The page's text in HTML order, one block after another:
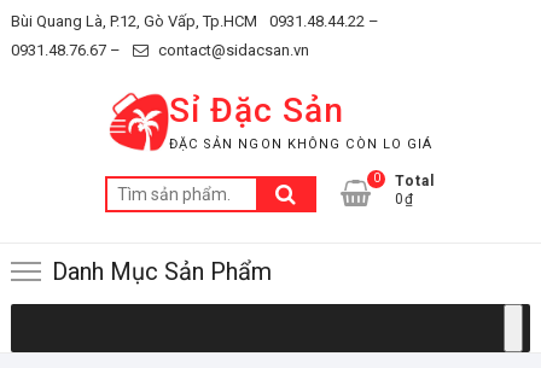
Skip
to
Bùi Quang Là, P.12, Gò Vấp, Tp.HCM
0931.48.44.22 –
0931.48.76.67 –
contact@sidacsan.vn
Sỉ Đặc Sản
ĐẶC SẢN NGON KHÔNG CÒN LO GIÁ
Tìm
kiếm:
0
Total
0₫
Danh Mục Sản Phẩm